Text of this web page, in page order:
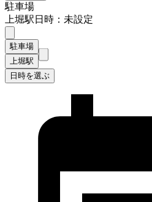
駐車場
上堀駅日時：未設定
駐車場
上堀駅
日時を選ぶ